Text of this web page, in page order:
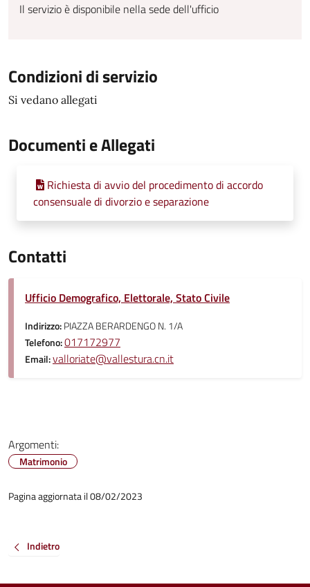
Il servizio è disponibile nella sede dell'ufficio
Condizioni di servizio
Si vedano allegati
Documenti e Allegati
Richiesta di avvio del procedimento di accordo
consensuale di divorzio e separazione
Contatti
Ufficio Demografico, Elettorale, Stato Civile
Indirizzo:PIAZZA BERARDENGO N. 1/A
Telefono:017172977
Email:valloriate@vallestura.cn.it
Argomenti:
Matrimonio
Pagina aggiornata il 08/02/2023
Indietro